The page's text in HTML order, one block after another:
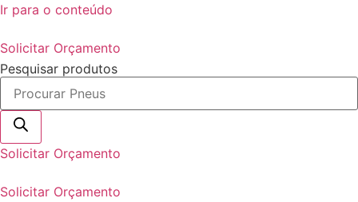
Ir para o conteúdo
Solicitar Orçamento
Pesquisar produtos
Solicitar Orçamento
Solicitar Orçamento